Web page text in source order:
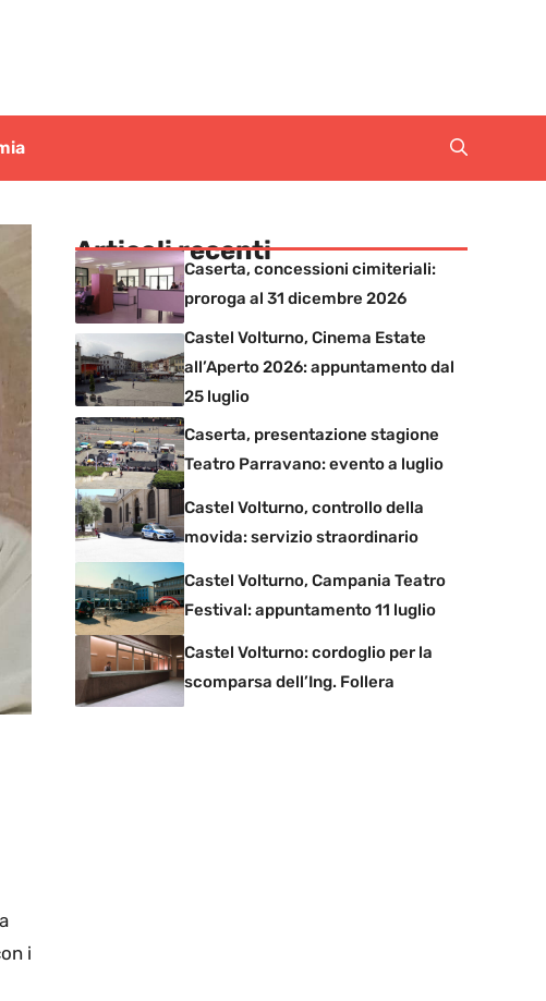
i
Articoli recenti
Caserta, concessioni cimiteriali:
proroga al 31 dicembre 2026
Castel Volturno, Cinema Estate
all’Aperto 2026: appuntamento dal
25 luglio
Caserta, presentazione stagione
Teatro Parravano: evento a luglio
Castel Volturno, controllo della
movida: servizio straordinario
Castel Volturno, Campania Teatro
Festival: appuntamento 11 luglio
Castel Volturno: cordoglio per la
scomparsa dell’Ing. Follera